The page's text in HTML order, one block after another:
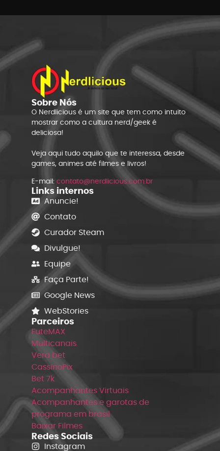
Sobre Nós
O Nerdlicious é um site que tem como intuito
mostrar como a cultura nerd/geek é
deliciosa!
Veja aqui tudo aquilo que te interessa, desde
games, animes até filmes e livros!
E-mail: contato@nerdlicious.com.br
Links internos
Anuncie!
Contato
Curador Steam
Divulgue!
Equipe
Faça Parte!
Google News
WebStories
Parceiros
FuteMAX
Multicanais
Vera bet
CassinoPix
Bet 7k
Acompanhantes Virtuais
Acompanhantes e garotas de
programa em brasil
Baixar Filmes
Redes Sociais
Instagram